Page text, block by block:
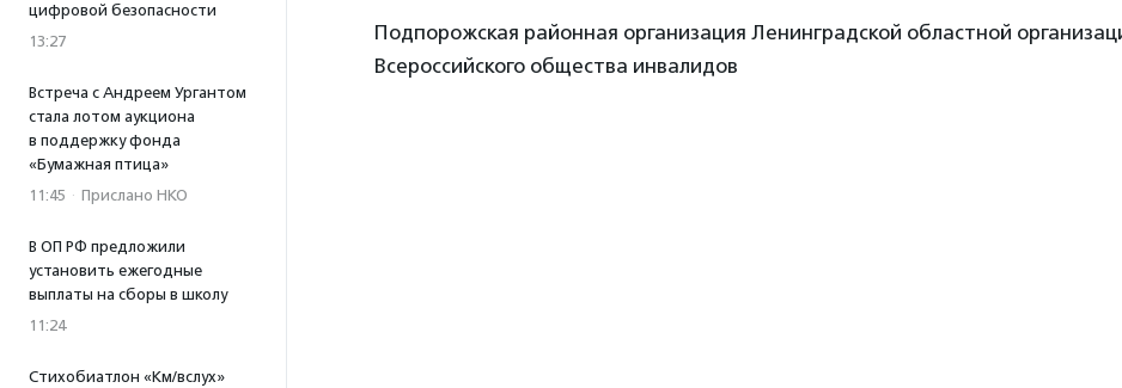
цифровой безопасности
13:27
Встреча с Андреем Ургантом
стала лотом аукциона
в поддержку фонда
«Бумажная птица»
11:45 · Прислано НКО
В ОП РФ предложили
установить ежегодные
выплаты на сборы в школу
11:24
Стихобиатлон «Км/вслух»
Подпорожская районная организация Ленинградской областной
Всероссийского общества инвалидов